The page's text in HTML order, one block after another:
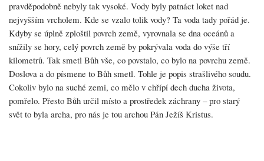
pravděpodobně nebyly tak vysoké. Vody byly patnáct loket nad
nejvyšším vrcholem. Kde se vzalo tolik vody? Ta voda tady pořád je.
Kdyby se úplně zploštil povrch země, vyrovnala se dna oceánů a
snížily se hory, celý povrch země by pokrývala voda do výše tří
kilometrů. Tak smetl Bůh vše, co povstalo, co bylo na povrchu země.
Doslova a do písmene to Bůh smetl. Tohle je popis strašlivého soudu.
Cokoliv bylo na suché zemi, co mělo v chřípí dech ducha života,
pomřelo. Přesto Bůh určil místo a prostředek záchrany – pro starý
svět to byla archa, pro nás je tou archou Pán Ježíš Kristus.